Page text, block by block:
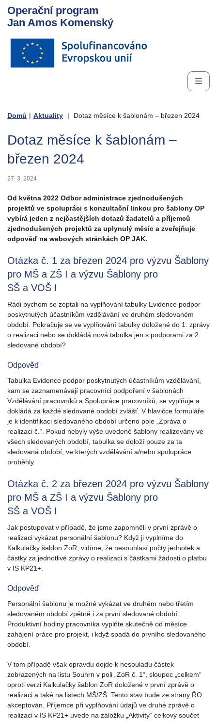
Operační program
Jan Amos Komenský
Domů | Aktuality | Dotaz měsíce k šablonám – březen 2024
Dotaz měsíce k šablonám –
březen 2024
27. 3. 2024
Od května 2022 Odbor administrace zjednodušených
projektů ve spolupráci s konzultační linkou pro šablony OP
vybírá jeden z nejčastějších dotazů žadatelů a příjemců
zjednodušených projektů za uplynulý měsíc a zveřejňuje
odpověď na webových stránkách OP JAK.
Otázka č. 1 za březen 2024 pro výzvu Šablony
pro MŠ a ZŠ I a výzvu Šablony pro
SŠ a VOŠ I
Rádi bychom se zeptali na vyplňování tabulky Evidence podpor
poskytnutých účastníkům vzdělávání ve druhém sledovaném
období. Pokračuje se ve vyplňování tabulky doložené do 1. zprávy
o realizaci nebo se dokládá nová tabulka jen s podporami za 2.
sledované období?
Odpověď
Tabulka Evidence podpor poskytnutých účastníkům vzdělávání,
kam se zaznamenávají pracovníci podpoření v šablonách
Vzdělávání pracovníků a Spolupráce pracovníků, se vyplňuje a
dokládá za každé sledované období zvlášť. V hlavičce formuláře
je k identifikaci sledovaného období určeno pole „Zpráva o
realizaci č.“. Pokud nebyly výše uvedené šablony realizovány ve
všech sledovaných období, tabulka se doloží pouze za ta
sledovaná období, ve kterých vzdělávání a/nebo spolupráce
proběhly.
Otázka č. 2 za březen 2024 pro výzvu Šablony
pro MŠ a ZŠ I a výzvu Šablony pro
SŠ a VOŠ I
Jak postupovat v případě, že jsme zapomněli v první zprávě o
realizaci vykázat personální šablonu? Když ji vyplníme do
Kalkulačky šablon ZoR, vidíme, že nesouhlasí počty jednotek a
částky za jednotlivé zprávy o realizaci s částkami žádosti o platbu
v IS KP21+.
Odpověď
Personální šablonu je možné vykázat ve druhém nebo třetím
sledovaném období zpětně i za první sledované období.
Produktivní hodiny pracovníka vyplňte skutečně od měsíce
zahájení práce pro projekt, i když spadá do prvního sledovaného
období.
V tom případě však opravdu dojde k nesouladu částek
zobrazených na listu Souhrn v poli „ZoR č. 1“, sloupec „celkem“
oproti verzi Kalkulačky šablon ZoR doložené v první zprávě o
realizaci a také na listech MŠ/ZŠ. Tento stav bude ze strany ŘO
akceptován. Příjemce při vyplňování údajů ve druhé zprávě o
realizaci v IS KP21+ uvede na záložku „Aktivity“ celkový součet